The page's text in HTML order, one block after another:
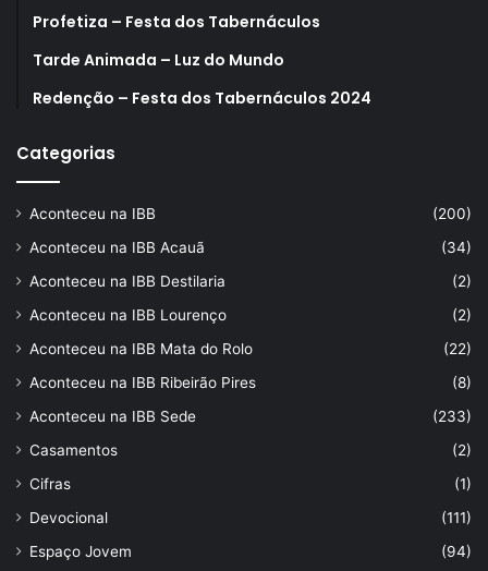
Profetiza – Festa dos Tabernáculos
Tarde Animada – Luz do Mundo
Redenção – Festa dos Tabernáculos 2024
Categorias
Aconteceu na IBB
(200)
Aconteceu na IBB Acauã
(34)
Aconteceu na IBB Destilaria
(2)
Aconteceu na IBB Lourenço
(2)
Aconteceu na IBB Mata do Rolo
(22)
Aconteceu na IBB Ribeirão Pires
(8)
Aconteceu na IBB Sede
(233)
Casamentos
(2)
Cifras
(1)
Devocional
(111)
Espaço Jovem
(94)